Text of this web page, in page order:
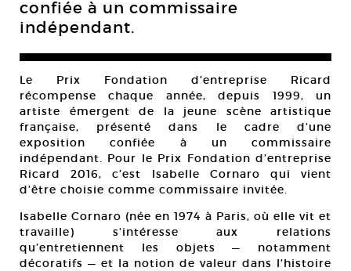
confiée à un commissaire
indépendant.
Le Prix Fondation d’entreprise Ricard
récompense chaque année, depuis 1999, un
artiste émergent de la jeune scène artistique
française, présenté dans le cadre d’une
exposition confiée à un commissaire
indépendant. Pour le Prix Fondation d’entreprise
Ricard 2016, c’est Isabelle Cornaro qui vient
d’être choisie comme commissaire invitée.
Isabelle Cornaro (née en 1974 à Paris, où elle vit et
travaille) s’intéresse aux relations
qu’entretiennent les objets — notamment
décoratifs — et la notion de valeur dans l’histoire